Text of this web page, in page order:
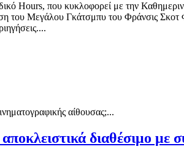
Hours, που κυκλοφορεί με την
του Μεγάλου Γκάτσμπυ του Φράνσις Σκοτ
αίθουσας;...
διαθέσιμο με